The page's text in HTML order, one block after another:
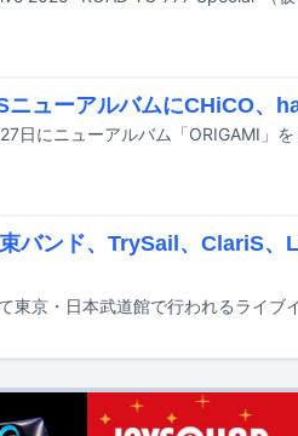
ニューアルバムにCHiCO、
日にニューアルバム「ORIGAMI」を
バンド、TrySail、ClariS、